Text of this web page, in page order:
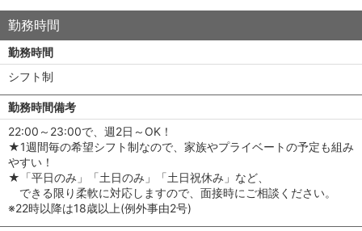
勤務時間
勤務時間
シフト制
勤務時間備考
22:00～23:00で、週2日～OK！
★1週間毎の希望シフト制なので、家族やプライベートの予定も組み
やすい！
★「平日のみ」「土日のみ」「土日祝休み」など、
できる限り柔軟に対応しますので、面接時にご相談ください。
※22時以降は18歳以上(例外事由2号)